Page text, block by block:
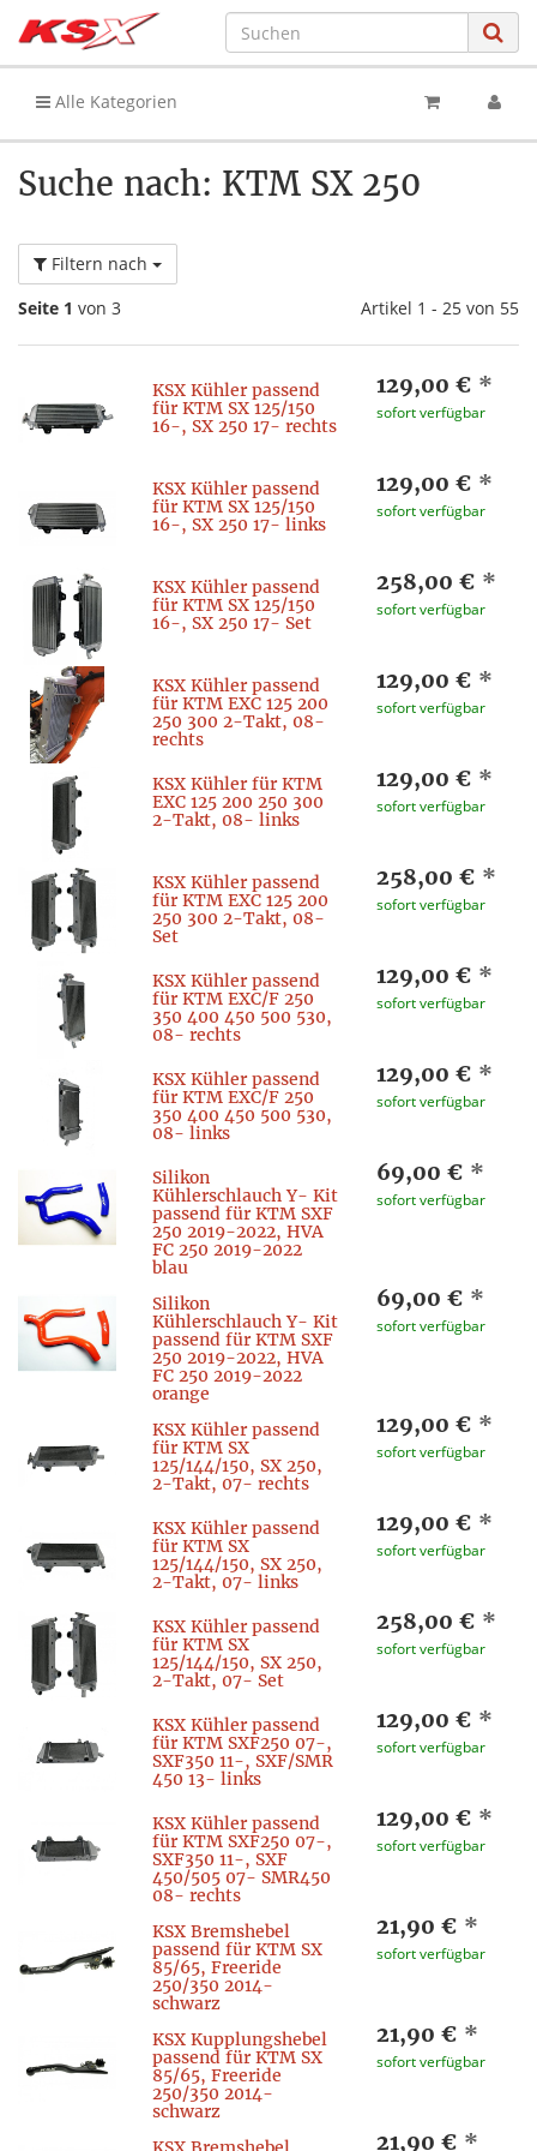
Alle Kategorien
Suche nach: KTM SX 250
Filtern nach
Seite 1 von 3 Artikel 1 - 25 von 55
KSX Kühler passend
für KTM SX 125/150
16-, SX 250 17- rechts
129,00 € *
sofort verfügbar
KSX Kühler passend
für KTM SX 125/150
16-, SX 250 17- links
129,00 € *
sofort verfügbar
KSX Kühler passend
für KTM SX 125/150
16-, SX 250 17- Set
258,00 € *
sofort verfügbar
KSX Kühler passend
für KTM EXC 125 200
250 300 2-Takt, 08-
rechts
129,00 € *
sofort verfügbar
KSX Kühler für KTM
EXC 125 200 250 300
2-Takt, 08- links
129,00 € *
sofort verfügbar
KSX Kühler passend
für KTM EXC 125 200
250 300 2-Takt, 08-
Set
258,00 € *
sofort verfügbar
KSX Kühler passend
für KTM EXC/F 250
350 400 450 500 530,
08- rechts
129,00 € *
sofort verfügbar
KSX Kühler passend
für KTM EXC/F 250
350 400 450 500 530,
08- links
129,00 € *
sofort verfügbar
Silikon
Kühlerschlauch Y- Kit
passend für KTM SXF
250 2019-2022, HVA
FC 250 2019-2022
blau
69,00 € *
sofort verfügbar
Silikon
Kühlerschlauch Y- Kit
passend für KTM SXF
250 2019-2022, HVA
FC 250 2019-2022
orange
69,00 € *
sofort verfügbar
KSX Kühler passend
für KTM SX
125/144/150, SX 250,
2-Takt, 07- rechts
129,00 € *
sofort verfügbar
KSX Kühler passend
für KTM SX
125/144/150, SX 250,
2-Takt, 07- links
129,00 € *
sofort verfügbar
KSX Kühler passend
für KTM SX
125/144/150, SX 250,
2-Takt, 07- Set
258,00 € *
sofort verfügbar
KSX Kühler passend
für KTM SXF250 07-,
SXF350 11-, SXF/SMR
450 13- links
129,00 € *
sofort verfügbar
KSX Kühler passend
für KTM SXF250 07-,
SXF350 11-, SXF
450/505 07- SMR450
08- rechts
129,00 € *
sofort verfügbar
KSX Bremshebel
passend für KTM SX
85/65, Freeride
250/350 2014-
schwarz
21,90 € *
sofort verfügbar
KSX Kupplungshebel
passend für KTM SX
85/65, Freeride
250/350 2014-
schwarz
21,90 € *
sofort verfügbar
21,90 € *